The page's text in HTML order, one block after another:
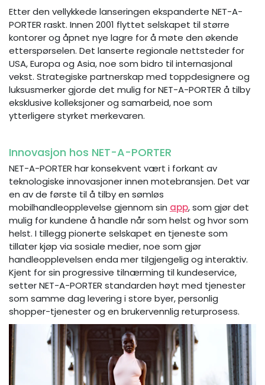
Etter den vellykkede lanseringen ekspanderte NET-A-
PORTER raskt. Innen 2001 flyttet selskapet til større
kontorer og åpnet nye lagre for å møte den økende
etterspørselen. Det lanserte regionale nettsteder for
USA, Europa og Asia, noe som bidro til internasjonal
vekst. Strategiske partnerskap med toppdesignere og
luksusmerker gjorde det mulig for NET-A-PORTER å tilby
eksklusive kolleksjoner og samarbeid, noe som
ytterligere styrket merkevaren.
Innovasjon hos NET-A-PORTER
NET-A-PORTER har konsekvent vært i forkant av
teknologiske innovasjoner innen motebransjen. Det var
en av de første til å tilby en sømløs
mobilhandleopplevelse gjennom sin app, som gjør det
mulig for kundene å handle når som helst og hvor som
helst. I tillegg pionerte selskapet en tjeneste som
tillater kjøp via sosiale medier, noe som gjør
handleopplevelsen enda mer tilgjengelig og interaktiv.
Kjent for sin progressive tilnærming til kundeservice,
setter NET-A-PORTER standarden høyt med tjenester
som samme dag levering i store byer, personlig
shopper-tjenester og en brukervennlig returprosess.